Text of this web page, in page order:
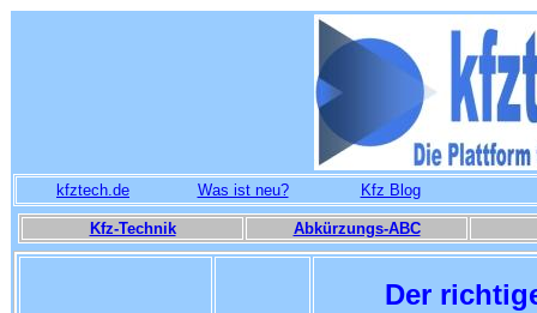
kfztech.de Was ist neu? Kfz Blog
Kfz-Technik Abkürzungs-ABC
Der